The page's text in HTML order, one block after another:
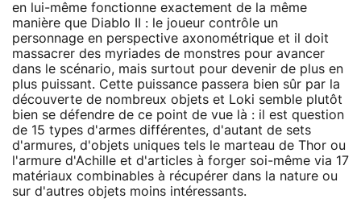
en lui-même fonctionne exactement de la même
manière que Diablo II : le joueur contrôle un
personnage en perspective axonométrique et il doit
massacrer des myriades de monstres pour avancer
dans le scénario, mais surtout pour devenir de plus en
plus puissant. Cette puissance passera bien sûr par la
découverte de nombreux objets et Loki semble plutôt
bien se défendre de ce point de vue là : il est question
de 15 types d'armes différentes, d'autant de sets
d'armures, d'objets uniques tels le marteau de Thor ou
l'armure d'Achille et d'articles à forger soi-même via 17
matériaux combinables à récupérer dans la nature ou
sur d'autres objets moins intéressants.